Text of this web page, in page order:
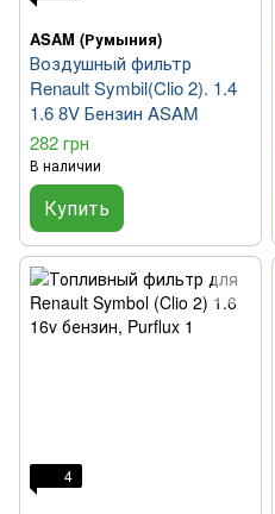
ASAM (Румыния)
Воздушный фильтр
Renault Symbil(Clio 2). 1.4
1.6 8V Бензин ASAM
282 грн
В наличии
Купить
4